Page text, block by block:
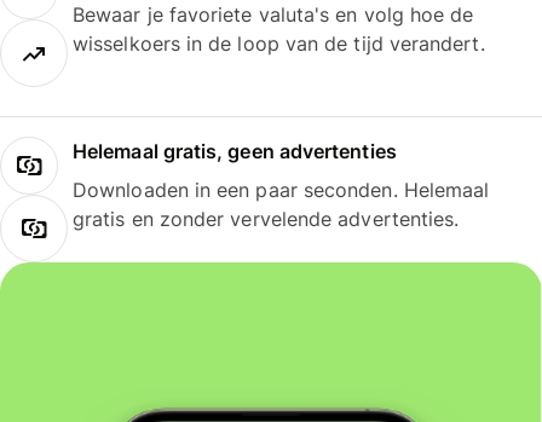
Bewaar je favoriete valuta's en volg hoe de
wisselkoers in de loop van de tijd verandert.
Helemaal gratis, geen advertenties
Downloaden in een paar seconden. Helemaal
gratis en zonder vervelende advertenties.